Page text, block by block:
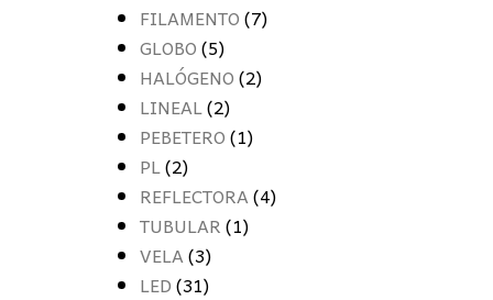
FILAMENTO(7)
GLOBO(5)
HALÓGENO(2)
LINEAL(2)
PEBETERO(1)
PL(2)
REFLECTORA(4)
TUBULAR(1)
VELA(3)
LED(31)